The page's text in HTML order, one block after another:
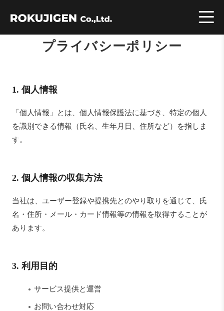
プライバシーポリシー
1. 個人情報
「個人情報」とは、個人情報保護法に基づき、特定の個人
を識別できる情報（氏名、生年月日、住所など）を指しま
す。
2. 個人情報の収集方法
当社は、ユーザー登録や提携先とのやり取りを通じて、氏
名・住所・メール・カード情報等の情報を取得することが
あります。
3. 利用目的
サービス提供と運営
お問い合わせ対応